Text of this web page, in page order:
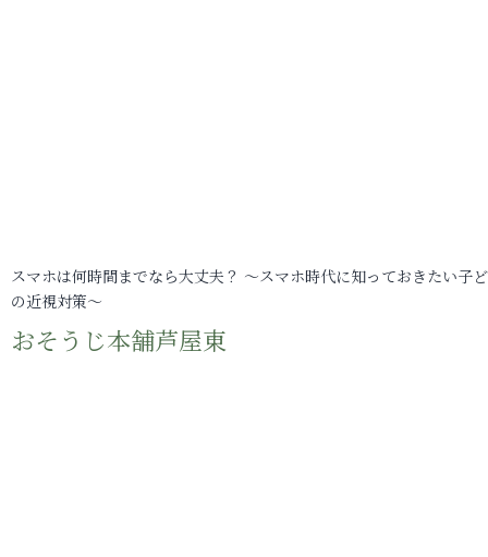
スマホは何時間までなら大丈夫？ ～スマホ時代に知っておきたい子
の近視対策～
おそうじ本舗芦屋東